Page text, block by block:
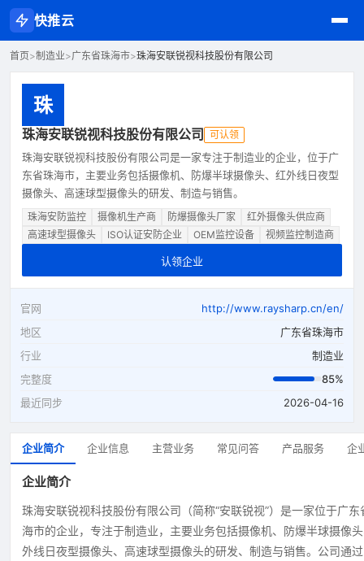
快推云
首页>制造业>广东省珠海市>珠海安联锐视科技股份有限公司
珠
珠海安联锐视科技股份有限公司 可认领
珠海安联锐视科技股份有限公司是一家专注于制造业的企业，位于广
东省珠海市，主要业务包括摄像机、防爆半球摄像头、红外线日夜型
摄像头、高速球型摄像头的研发、制造与销售。
珠海安防监控 摄像机生产商 防爆摄像头厂家
红外摄像头供应商
高速球型摄像头
ISO认证安防企业 OEM监控设备 视频监控制造商
认领企业
官网
http://www.raysharp.cn/en/
地区
广东省珠海市
行业
制造业
完整度
85%
最近同步
2026-04-16
企业简介 企业信息 主营业务 常见问答 产品服务 企
企业简介
珠海安联锐视科技股份有限公司（简称“安联锐视”）是一家位于广东
海市的企业，专注于制造业，主要业务包括摄像机、防爆半球摄像
外线日夜型摄像头、高速球型摄像头的研发、制造与销售。公司通